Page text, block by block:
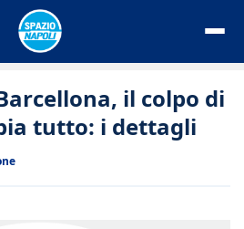
il colpo di
tutto: i dettagli